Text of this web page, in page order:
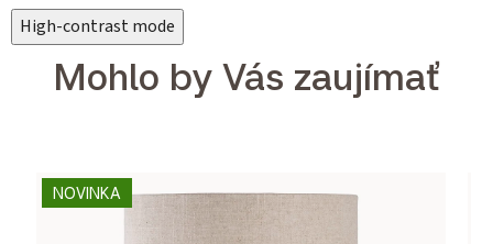
High-contrast mode
Mohlo by Vás zaujímať
NOVINKA